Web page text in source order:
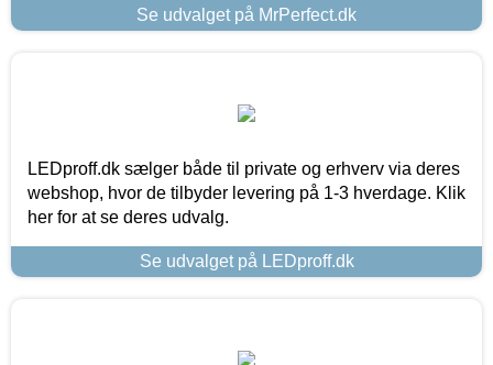
Se udvalget på MrPerfect.dk
LEDproff.dk sælger både til private og erhverv via deres
webshop, hvor de tilbyder levering på 1-3 hverdage. Klik
her for at se deres udvalg.
Se udvalget på LEDproff.dk